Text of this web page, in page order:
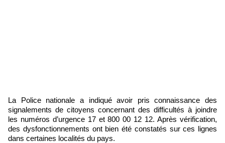
La Police nationale a indiqué avoir pris connaissance des
signalements de citoyens concernant des difficultés à joindre
les numéros d’urgence 17 et 800 00 12 12. Après vérification,
des dysfonctionnements ont bien été constatés sur ces lignes
dans certaines localités du pays.